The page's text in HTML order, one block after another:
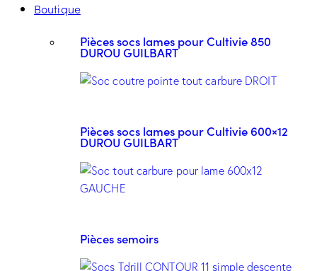
Boutique
Pièces socs lames pour Cultivie 850
DUROU GUILBART
Pièces socs lames pour Cultivie 600×12
DUROU GUILBART
Pièces semoirs